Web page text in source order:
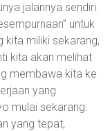
jalannya sendiri.
untuk
kita miliki sekarang,
kita akan melihat
membawa kita ke
yang
mulai sekarang:
yang tepat,